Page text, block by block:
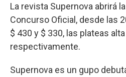
La revista Supernova abrirá
Concurso Oficial, desde las
$ 430 y $ 330, las plateas
respectivamente.
Supernova es un gupo